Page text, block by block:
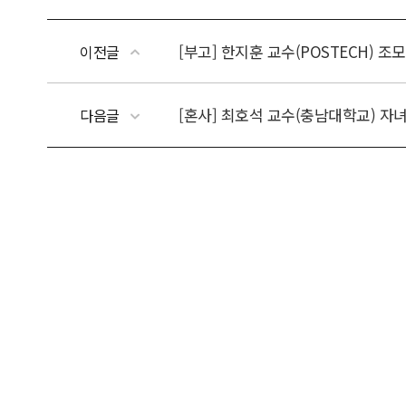
이전글 [부고] 한지훈 교수(POSTECH) 조
다음글 [혼사] 최호석 교수(충남대학교) 자